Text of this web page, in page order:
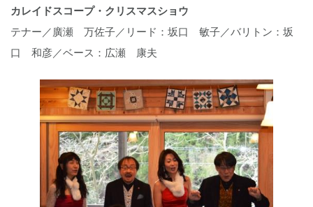
カレイドスコープ・クリスマスショウ
テナー／廣瀬 万佐子／リード：坂口 敏子／バリトン：坂
口 和彦／ベース：広瀬 康夫